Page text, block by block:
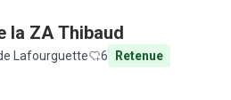
la ZA Thibaud
Lafourguette 6 Retenue